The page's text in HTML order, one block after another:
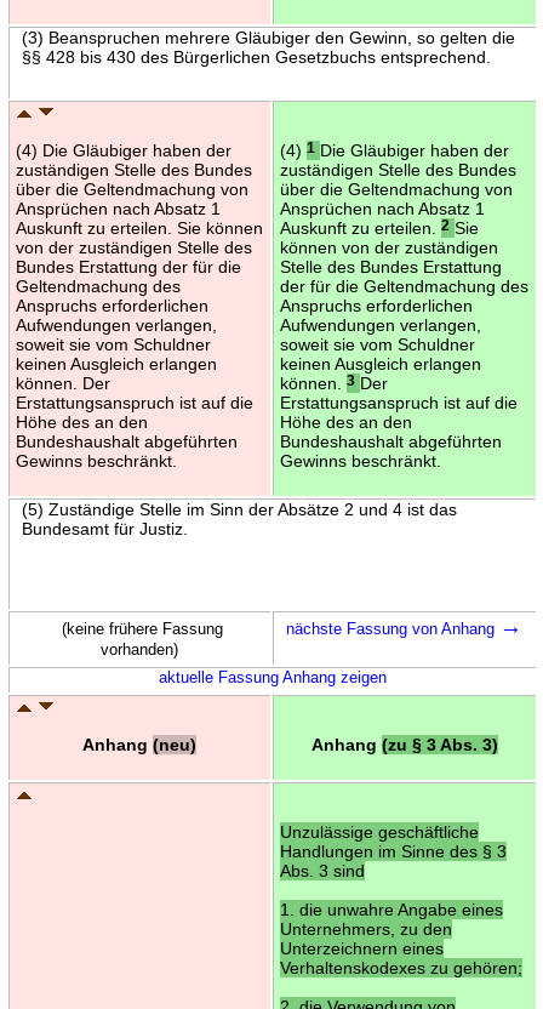
(3) Beanspruchen mehrere Gläubiger den Gewinn, so gelten die
§§ 428 bis 430 des Bürgerlichen Gesetzbuchs entsprechend.
(4) Die Gläubiger haben der
zuständigen Stelle des Bundes
über die Geltendmachung von
Ansprüchen nach Absatz 1
Auskunft zu erteilen. Sie können
von der zuständigen Stelle des
Bundes Erstattung der für die
Geltendmachung des
Anspruchs erforderlichen
Aufwendungen verlangen,
soweit sie vom Schuldner
keinen Ausgleich erlangen
können. Der
Erstattungsanspruch ist auf die
Höhe des an den
Bundeshaushalt abgeführten
Gewinns beschränkt.
(4) 1 Die Gläubiger haben der
zuständigen Stelle des Bundes
über die Geltendmachung von
Ansprüchen nach Absatz 1
Auskunft zu erteilen.
2 Sie
können von der zuständigen
Stelle des Bundes Erstattung
der für die Geltendmachung des
Anspruchs erforderlichen
Aufwendungen verlangen,
soweit sie vom Schuldner
keinen Ausgleich erlangen
können.
3 Der
Erstattungsanspruch ist auf die
Höhe des an den
Bundeshaushalt abgeführten
Gewinns beschränkt.
(5) Zuständige Stelle im Sinn der Absätze 2 und 4 ist das
Bundesamt für Justiz.
(keine frühere Fassung
vorhanden)
nächste Fassung von Anhang →
aktuelle Fassung Anhang zeigen
Anhang (neu) Anhang (zu § 3 Abs. 3)
Unzulässige geschäftliche
Handlungen im Sinne des § 3
Abs. 3 sind
1. die unwahre Angabe eines
Unternehmers, zu den
Unterzeichnern eines
Verhaltenskodexes zu gehören;